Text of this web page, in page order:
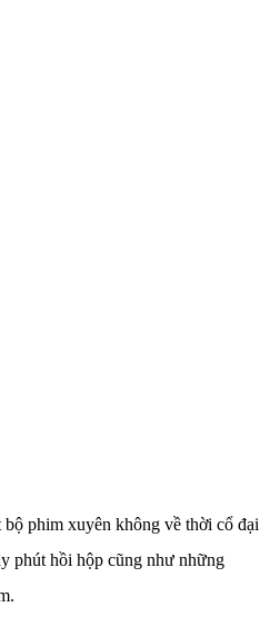
phim xuyên không về thời cổ đại
phút hồi hộp cũng như những